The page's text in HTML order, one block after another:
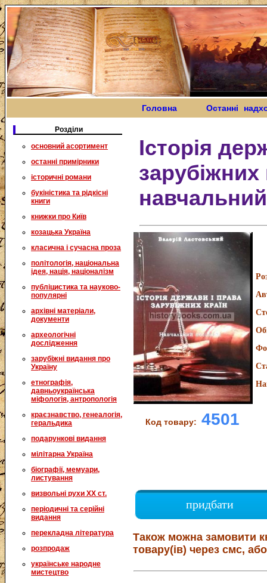
Головна Останні
Розділи
основний асортимент
останні примірники
історичні романи
букіністика та рідкісні
книги
книжки про Київ
козацька Україна
класична і сучасна проза
політологія, національна
ідея, нація, націоналізм
публіцистика та науково-
популярні
архівні матеріали,
документи
археологічні
дослідження
зарубіжні видання про
Україну
етнографія,
давньоукраїнська
міфологія, антропологія
краєзнавство, генеалогія,
геральдика
подарункові видання
мілітарна Україна
біографії, мемуари,
листування
визвольні рухи XX ст.
періодичні та серійні
видання
перекладна література
розпродаж
українське народне
мистецтво
Історія
зарубіжних
Код товару: 4501
придбати
Також можна замовити
товару(ів) через смс,